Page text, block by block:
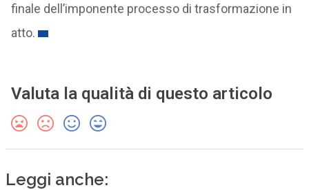
finale dell’imponente processo di trasformazione in
atto.
Valuta la qualità di questo articolo
Leggi anche: